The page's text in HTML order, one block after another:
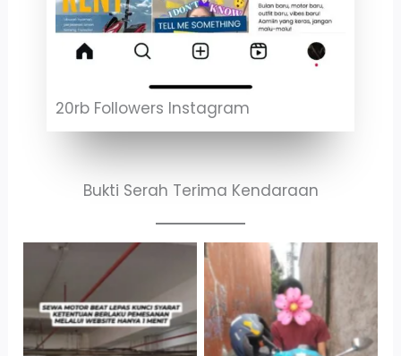
20rb Followers Instagram
Bukti Serah Terima Kendaraan